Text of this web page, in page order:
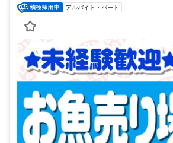
アルバイト・パート